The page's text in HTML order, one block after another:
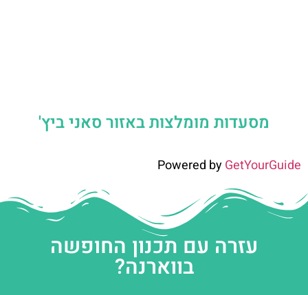
מסעדות מומלצות באזור סאני ביץ'
Powered byGetYourGuide
עזרה עם תכנון החופשה
בווארנה?